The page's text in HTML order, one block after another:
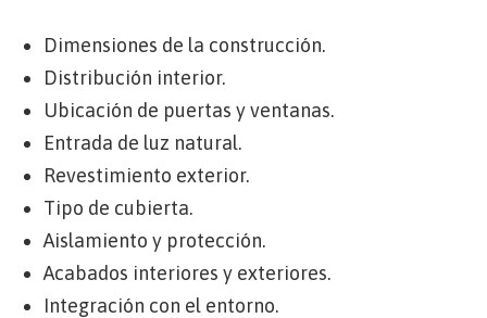
Dimensiones de la construcción.
Distribución interior.
Ubicación de puertas y ventanas.
Entrada de luz natural.
Revestimiento exterior.
Tipo de cubierta.
Aislamiento y protección.
Acabados interiores y exteriores.
Integración con el entorno.